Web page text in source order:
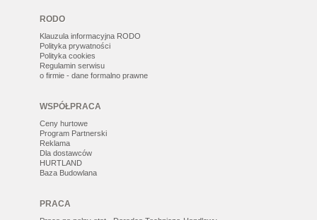
RODO
Klauzula informacyjna RODO
Polityka prywatności
Polityka cookies
Regulamin serwisu
o firmie - dane formalno prawne
WSPÓŁPRACA
Ceny hurtowe
Program Partnerski
Reklama
Dla dostawców
HURTLAND
Baza Budowlana
PRACA